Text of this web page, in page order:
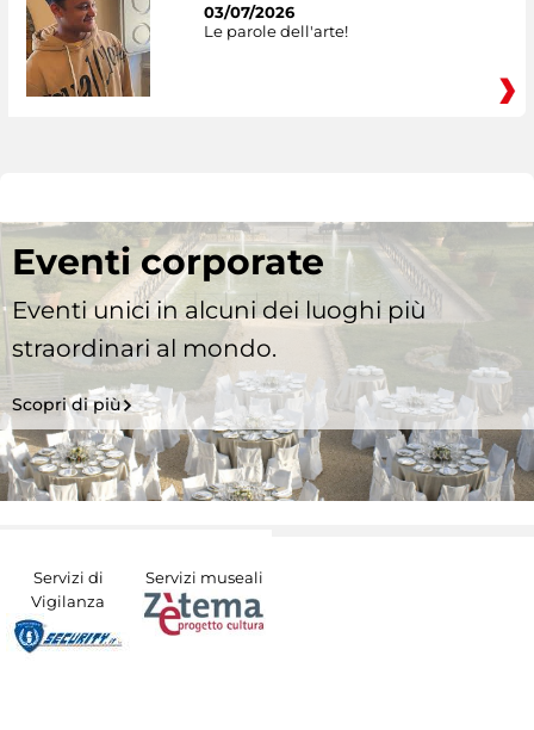
03/07/2026
Le parole dell'arte!
Eventi corporate
Eventi unici in alcuni dei luoghi più
straordinari al mondo.
Scopri di più
Servizi di
Vigilanza
Servizi museali